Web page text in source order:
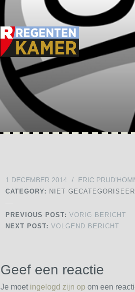
1 DECEMBER 2014 / ERIC
CATEGORY: NIET
PREVIOUS POST: VORIG BERICHT
NEXT POST: VOLGEND BERICHT
Geef een reactie
Je moet ingelogd zijn op om een